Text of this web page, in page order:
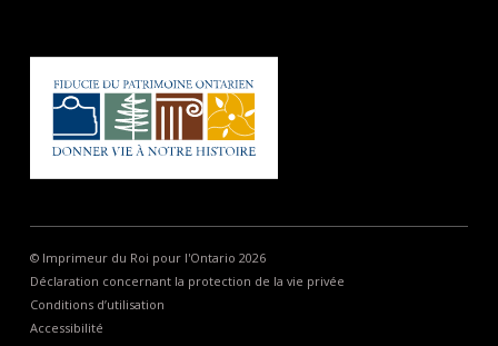
© Imprimeur du Roi pour l'Ontario 2026
Déclaration concernant la protection de la vie privée
Conditions d’utilisation
Accessibilité